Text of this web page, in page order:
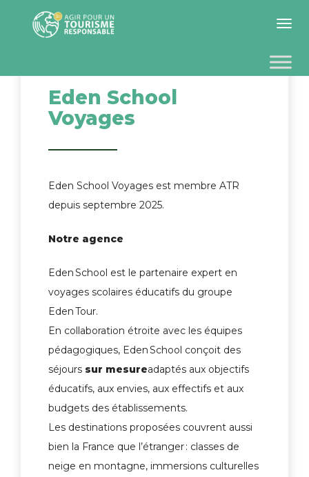
Toggle
Eden School
Voyages
Eden School Voyages est membre ATR
depuis septembre 2025.
Notre agence
Eden School est le partenaire expert en
voyages scolaires éducatifs du groupe
Eden Tour.
En collaboration étroite avec les équipes
pédagogiques, Eden School conçoit des
séjours sur mesureadaptés aux objectifs
éducatifs, aux envies, aux effectifs et aux
budgets des établissements.
Les destinations proposées couvrent aussi
bien la France que l’étranger : classes de
neige en montagne, immersions culturelles